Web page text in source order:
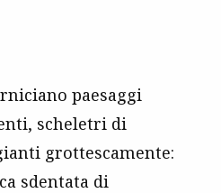
paesaggi
scheletri di
grottescamente:
sdentata di